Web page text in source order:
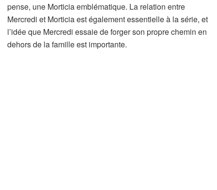
pense, une Morticia emblématique. La relation entre
Mercredi et Morticia est également essentielle à la série, et
l’idée que Mercredi essaie de forger son propre chemin en
dehors de la famille est importante.